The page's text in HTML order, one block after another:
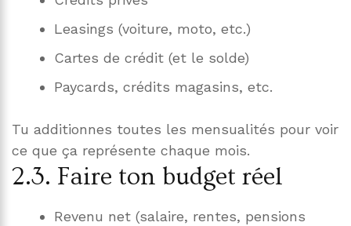
Leasings (voiture, moto, etc.)
Cartes de crédit (et le solde)
Paycards, crédits magasins, etc.
Tu additionnes toutes les mensualités pour voir
ce que ça représente chaque mois.
2.3. Faire ton budget réel
Revenu net (salaire, rentes, pensions